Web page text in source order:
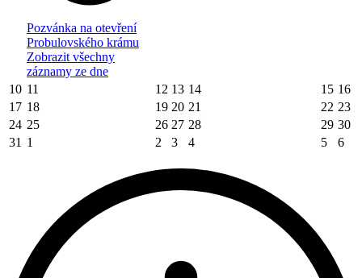
Pozvánka na otevření
Probulovského krámu
Zobrazit všechny
záznamy ze dne
10 11 12 13 14 15 16
17 18 19 20 21 22 23
24 25 26 27 28 29 30
31 1 2 3 4 5 6